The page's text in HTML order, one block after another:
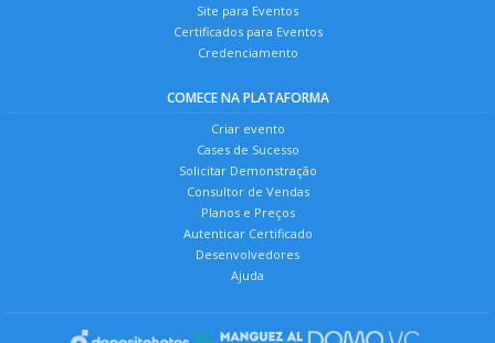
Site para Eventos
Certificados para Eventos
Credenciamento
COMECE NA PLATAFORMA
Criar evento
Cases de Sucesso
Solicitar Demonstração
Consultor de Vendas
Planos e Preços
Autenticar Certificado
Desenvolvedores
Ajuda